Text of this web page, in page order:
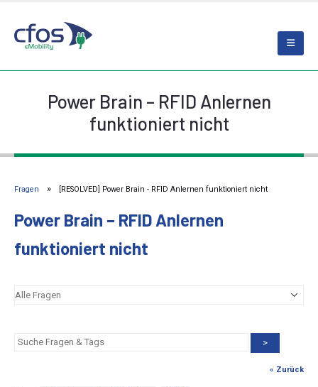
Power Brain – RFID Anlernen
funktioniert nicht
Fragen [RESOLVED] Power Brain - RFID Anlernen funktioniert nicht
Power Brain – RFID Anlernen
funktioniert nicht
>
« Zurück